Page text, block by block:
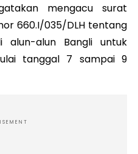
mengacu surat
660.I/035/DLH tentang
alun Bangli untuk
tanggal 7 sampai 9